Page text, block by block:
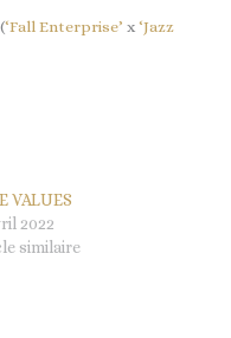
‘Fall Enterprise’ x ‘Jazz
VALUES
2022
similaire